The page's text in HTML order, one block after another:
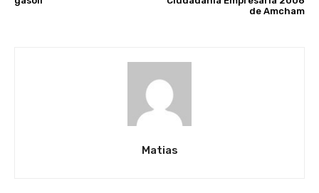
de Amcham
Matias